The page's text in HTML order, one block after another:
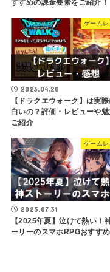
すすめの課金要素をご紹介！
ゲームレ
2023.04.20
【ドラクエウォーク】は実
白いの？評価・レビューや
ご紹介
ゲームレ
2025.07.31
【2025年夏】泣けて熱い！
ーリーのスマホRPGおすす